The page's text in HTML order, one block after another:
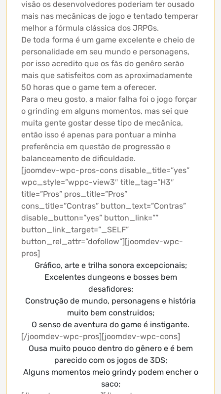
visão os desenvolvedores poderiam ter ousado
mais nas mecânicas de jogo e tentado temperar
melhor a fórmula clássica dos JRPGs.
De toda forma é um game excelente e cheio de
personalidade em seu mundo e personagens,
por isso acredito que os fãs do genêro serão
mais que satisfeitos com as aproximadamente
50 horas que o game tem a oferecer.
Para o meu gosto, a maior falha foi o jogo forçar
o grinding em alguns momentos, mas sei que
muita gente gostar desse tipo de mecânica,
então isso é apenas para pontuar a minha
preferência em questão de progressão e
balanceamento de dificuldade.
[joomdev-wpc-pros-cons disable_title=”yes”
wpc_style=”wppc-view3″ title_tag=”H3″
title=”Pros” pros_title=”Pros”
cons_title=”Contras” button_text=”Contras”
disable_button=”yes” button_link=””
button_link_target=”_SELF”
button_rel_attr=”dofollow”][joomdev-wpc-
pros]
Gráfico, arte e trilha sonora excepcionais;
Excelentes dungeons e bosses bem
desafidores;
Construção de mundo, personagens e história
muito bem construidos;
O senso de aventura do game é instigante.
[/joomdev-wpc-pros][joomdev-wpc-cons]
Ousa muito pouco dentro do gênero e é bem
parecido com os jogos de 3DS;
Alguns momentos meio grindy podem encher o
saco;